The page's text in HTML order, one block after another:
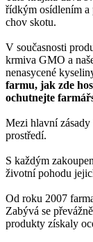
řídkým osídlením a
chov skotu.
V současnosti
krmiva GMO a
nenasycené
farmu, jak zde
ochutnejte
Mezi hlavní
prostředí.
S každým
životní pohodu
Od roku 2007
Zabývá se
produkty získaly